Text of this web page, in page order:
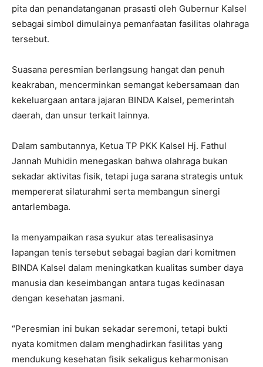
pita dan penandatanganan prasasti oleh Gubernur Kalsel
sebagai simbol dimulainya pemanfaatan fasilitas olahraga
tersebut.
Suasana peresmian berlangsung hangat dan penuh
keakraban, mencerminkan semangat kebersamaan dan
kekeluargaan antara jajaran BINDA Kalsel, pemerintah
daerah, dan unsur terkait lainnya.
Dalam sambutannya, Ketua TP PKK Kalsel Hj. Fathul
Jannah Muhidin menegaskan bahwa olahraga bukan
sekadar aktivitas fisik, tetapi juga sarana strategis untuk
mempererat silaturahmi serta membangun sinergi
antarlembaga.
Ia menyampaikan rasa syukur atas terealisasinya
lapangan tenis tersebut sebagai bagian dari komitmen
BINDA Kalsel dalam meningkatkan kualitas sumber daya
manusia dan keseimbangan antara tugas kedinasan
dengan kesehatan jasmani.
“Peresmian ini bukan sekadar seremoni, tetapi bukti
nyata komitmen dalam menghadirkan fasilitas yang
mendukung kesehatan fisik sekaligus keharmonisan